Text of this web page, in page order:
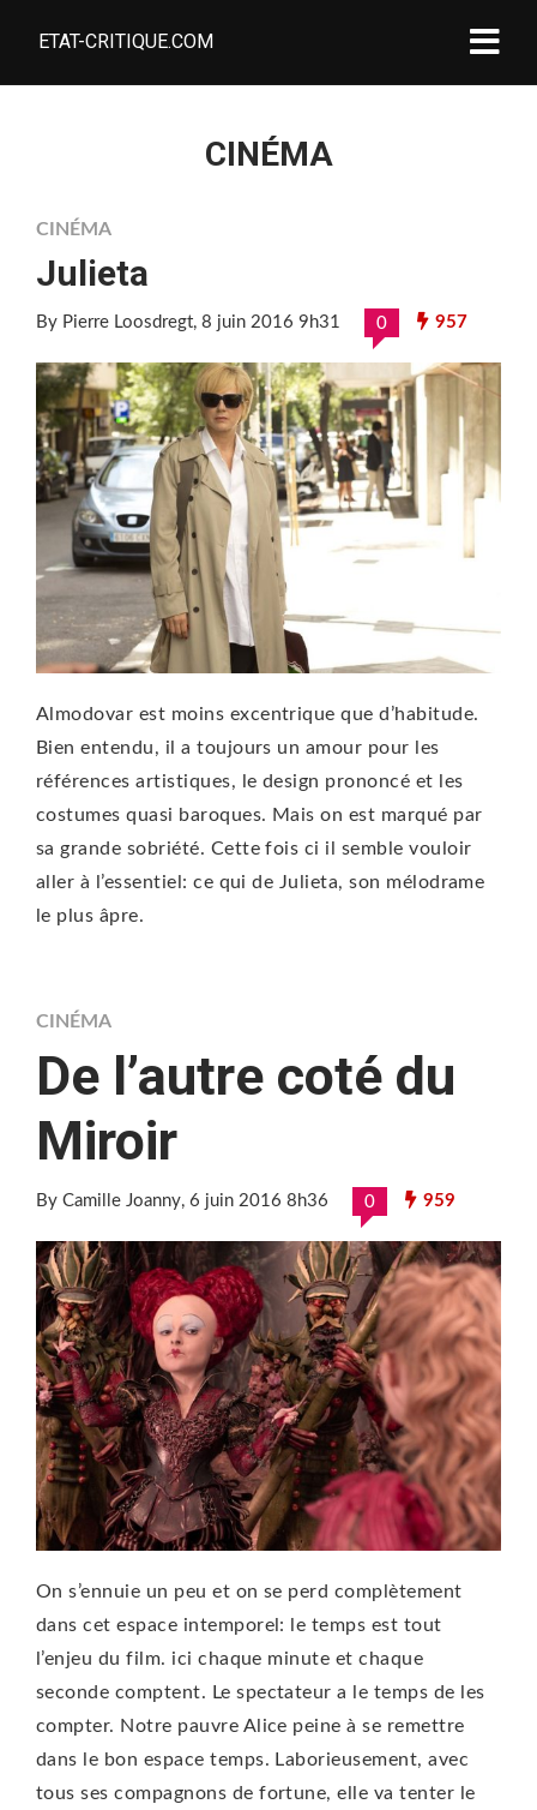
ETAT-CRITIQUE.COM
CINÉMA
CINÉMA
Julieta
By Pierre Loosdregt, 8 juin 2016 9h31 0 957
Almodovar est moins excentrique que d’habitude.
Bien entendu, il a toujours un amour pour les
références artistiques, le design prononcé et les
costumes quasi baroques. Mais on est marqué par
sa grande sobriété. Cette fois ci il semble vouloir
aller à l’essentiel: ce qui de Julieta, son mélodrame
le plus âpre.
CINÉMA
De l’autre coté du
Miroir
By Camille Joanny, 6 juin 2016 8h36 0 959
On s’ennuie un peu et on se perd complètement
dans cet espace intemporel: le temps est tout
l’enjeu du film. ici chaque minute et chaque
seconde comptent. Le spectateur a le temps de les
compter. Notre pauvre Alice peine à se remettre
dans le bon espace temps. Laborieusement, avec
tous ses compagnons de fortune, elle va tenter le